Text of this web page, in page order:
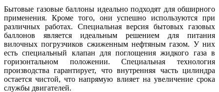
Бытовые газовые баллоны идеально подходят для обширного
применения. Кроме того, они успешно используются при
различных работах. Специальная версия бытовых газовых
баллонов является идеальным решением для питания
вилочных погрузчиков сжиженным нефтяным газом. У них
есть специальный клапан для поглощения жидкого газа в
горизонтальном положении. Специальная технология
производства гарантирует, что внутренняя часть цилиндра
остается чистой, что напрямую влияет на увеличение срока
службы двигателей.